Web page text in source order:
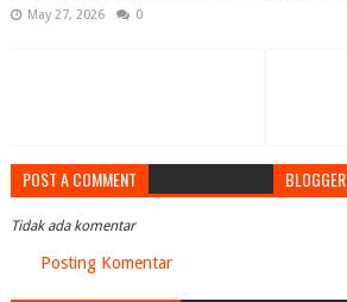
May 27, 2026 0
POST A COMMENT BLOGGER
Tidak ada komentar
Posting Komentar